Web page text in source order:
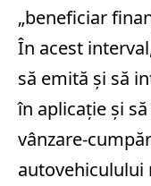
„beneficiar
În acest
să emită și să
în aplicație și
vânzare-
autovehiculului